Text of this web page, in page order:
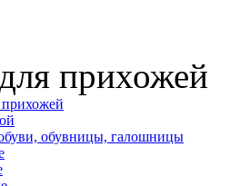
прихожей
обувницы, галошницы